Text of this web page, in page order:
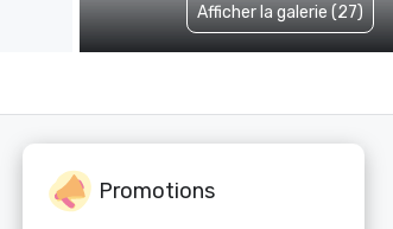
Afficher la galerie (27)
Promotions